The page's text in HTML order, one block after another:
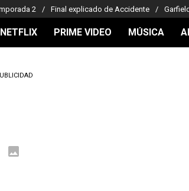
2 Final explicado de Accidente
NETFLIX PRIME VIDEO MÚSICA